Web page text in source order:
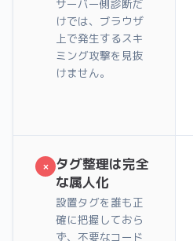
サーバー側診断だ
けでは、ブラウザ
上で発生するスキ
ミング攻撃を見抜
けません。
×
タグ整理は完全
な属人化
設置タグを誰も正
確に把握しておら
ず、不要なコード